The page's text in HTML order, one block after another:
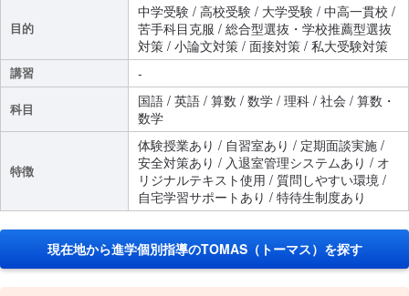
目的
中学受験 / 高校受験 / 大学受験 / 中高一貫校 /
苦手科目克服 / 総合型選抜・学校推薦型選抜
対策 / 小論文対策 / 面接対策 / 私大受験対策
講習 -
科目
国語 / 英語 / 算数 / 数学 / 理科 / 社会 / 算数・
数学
特徴
体験授業あり / 自習室あり / 定期面談実施 /
安全対策あり / 入退室管理システムあり / オ
リジナルテキスト使用 / 質問しやすい環境 /
自宅学習サポートあり / 特待生制度あり
現在地から進学個別指導のTOMAS（トーマス）を探す